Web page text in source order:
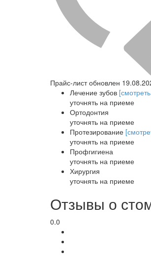
Прайс-лист обновлен
Лечение зубов
уточнять на приеме
Ортодонтия
уточнять на приеме
Протезирование
уточнять на приеме
Профгигиена
уточнять на приеме
Хирургия
уточнять на приеме
Отзывы о
0.0